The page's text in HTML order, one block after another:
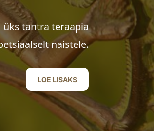
üks tantra teraapia
naistele.
LOE LISAKS